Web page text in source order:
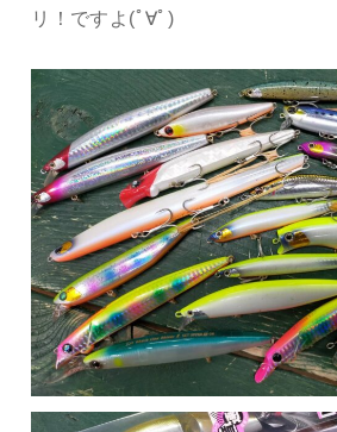
リ！ですよ(ﾟ∀ﾟ)